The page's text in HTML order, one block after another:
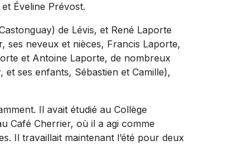
Éveline Prévost.
de Lévis, et René Laporte
ses neveux et nièces, Francis Laporte,
et Antoine Laporte, de nombreux
ses enfants, Sébastien et Camille),
Il avait étudié au Collège
Café Cherrier, où il a agi comme
Il travaillait maintenant l’été pour deux